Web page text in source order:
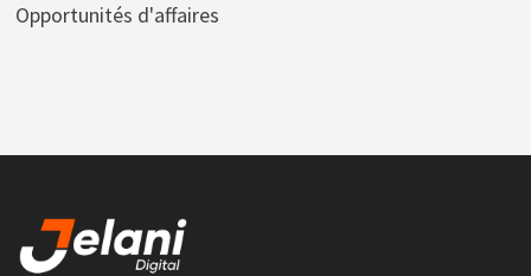
Opportunités d'affaires